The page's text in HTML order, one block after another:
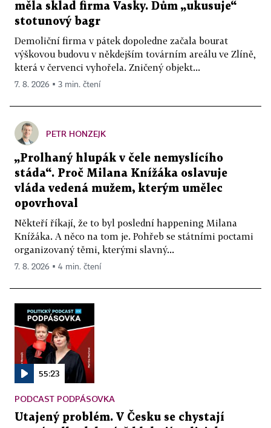
měla sklad firma Vasky. Dům „ukusuje“
stotunový bagr
Demoliční firma v pátek dopoledne začala bourat
výškovou budovu v někdejším továrním areálu ve Zlíně,
která v červenci vyhořela. Zničený objekt...
7. 8. 2026 ▪ 3 min. čtení
PETR HONZEJK
„Prolhaný hlupák v čele nemyslícího
stáda“. Proč Milana Knížáka oslavuje
vláda vedená mužem, kterým umělec
opovrhoval
Někteří říkají, že to byl poslední happening Milana
Knížáka. A něco na tom je. Pohřeb se státními poctami
organizovaný těmi, kterými slavný...
7. 8. 2026 ▪ 4 min. čtení
55:23
PODCAST PODPÁSOVKA
Utajený problém. V Česku se chystají